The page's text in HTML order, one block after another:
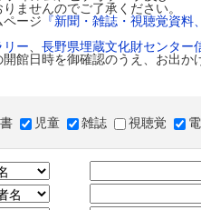
ませんのでご了承ください。
ージ 『新聞・雑誌・視聴覚資料
リー
長野県埋蔵文化財センター
館日時を御確認のうえ、お出か
児童 雑誌 視聴覚